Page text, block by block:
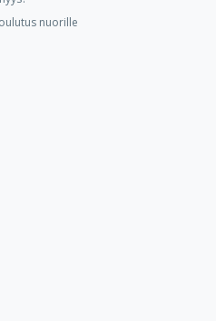
nuorille